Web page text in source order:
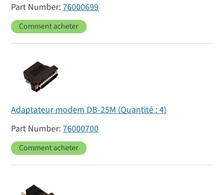
76000699
Comment acheter
Adaptateur modem DB-25M (Quantité : 4)
76000700
Comment acheter